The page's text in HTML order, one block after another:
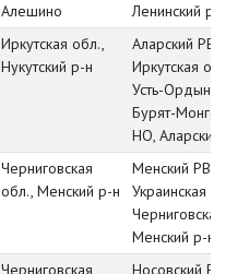
Алешино
Ленинский р-н
Иркутская обл.,
Нукутский р-н
Аларский РВК,
Иркутская обл.,
Усть-Ордынский
Бурят-
НО, Аларский р-н
Черниговская
обл., Менский р-н
Менский РВК,
Украинская ССР,
Черниговская
Менский р-н
Черниговская
Носовский РВК,